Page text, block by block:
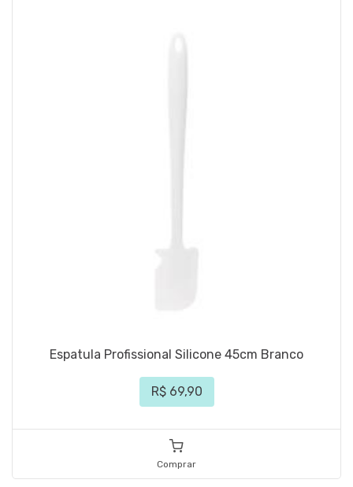
Espatula Profissional Silicone 45cm Branco
R$ 69,90
Comprar